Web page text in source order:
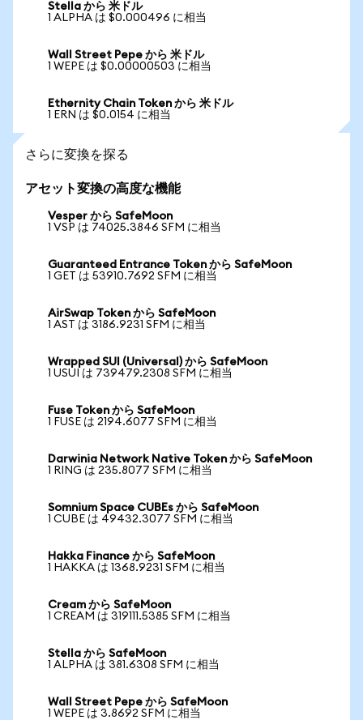
Stella から 米ドル
1 ALPHA は $0.000496 に相当
Wall Street Pepe から 米ドル
1 WEPE は $0.00000503 に相当
Ethernity Chain Token から 米ドル
1 ERN は $0.0154 に相当
さらに変換を探る
アセット変換の高度な機能
Vesper から SafeMoon
1 VSP は 74025.3846 SFM に相当
Guaranteed Entrance Token から SafeMoon
1 GET は 53910.7692 SFM に相当
AirSwap Token から SafeMoon
1 AST は 3186.9231 SFM に相当
Wrapped SUI (Universal) から SafeMoon
1 USUI は 739479.2308 SFM に相当
Fuse Token から SafeMoon
1 FUSE は 2194.6077 SFM に相当
Darwinia Network Native Token から SafeMoon
1 RING は 235.8077 SFM に相当
Somnium Space CUBEs から SafeMoon
1 CUBE は 49432.3077 SFM に相当
Hakka Finance から SafeMoon
1 HAKKA は 1368.9231 SFM に相当
Cream から SafeMoon
1 CREAM は 319111.5385 SFM に相当
Stella から SafeMoon
1 ALPHA は 381.6308 SFM に相当
Wall Street Pepe から SafeMoon
1 WEPE は 3.8692 SFM に相当